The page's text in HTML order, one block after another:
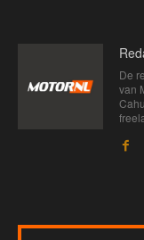
De
van